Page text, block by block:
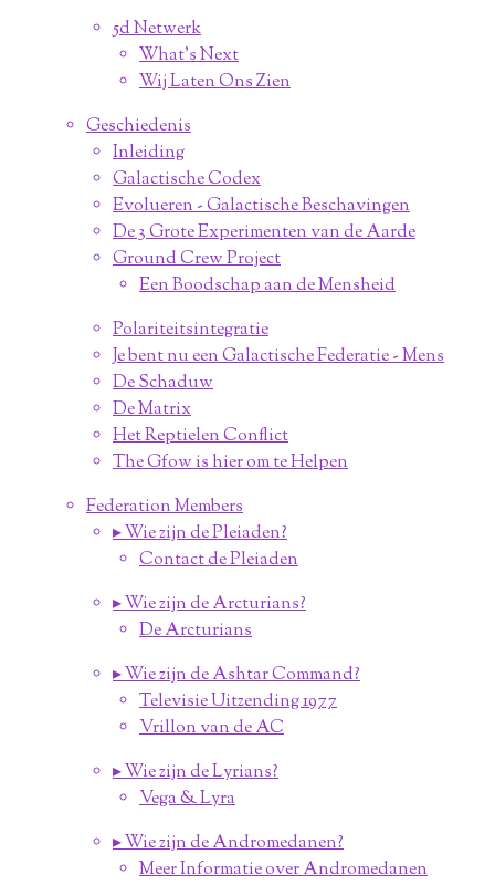
5d Netwerk
What's Next
Wij Laten Ons Zien
Geschiedenis
Inleiding
Galactische Codex
Evolueren - Galactische Beschavingen
De 3 Grote Experimenten van de Aarde
Ground Crew Project
Een Boodschap aan de Mensheid
Polariteitsintegratie
Je bent nu een Galactische Federatie - Mens
De Schaduw
De Matrix
Het Reptielen Conflict
The Gfow is hier om te Helpen
Federation Members
▸ Wie zijn de Pleiaden?
Contact de Pleiaden
▸ Wie zijn de Arcturians?
De Arcturians
▸ Wie zijn de Ashtar Command?
Televisie Uitzending 1977
Vrillon van de AC
▸ Wie zijn de Lyrians?
Vega & Lyra
▸ Wie zijn de Andromedanen?
Meer Informatie over Andromedanen